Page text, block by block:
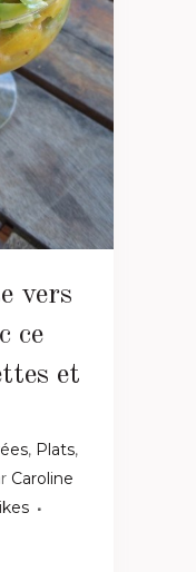
vers
ce
et
, Plats,
Caroline